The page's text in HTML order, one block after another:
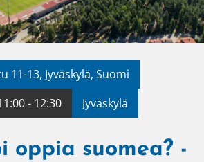
11-13, Jyväskylä, Suomi
- 12:30
Jyväskylä
oppia suomea? -